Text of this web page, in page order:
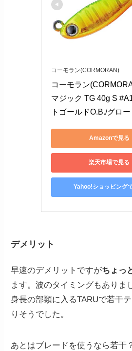
コーモラン(CORMORAN)
コーモラン
マジック TG 40g S
トゴールドO.B./グロー
Amazonで見る
楽天市場で見る
Yahoo!ショッピング
デメリット
早速のデメリットですがちょっ
ます。波のタイミングもありま
身長の部類に入るTARUで若干
りそうでした。
あとはブレードを使うなら若干